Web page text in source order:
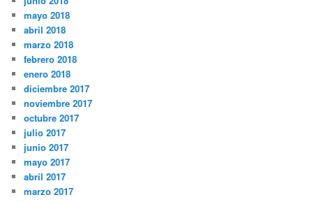
mayo 2018
abril 2018
marzo 2018
febrero 2018
enero 2018
diciembre 2017
noviembre 2017
octubre 2017
julio 2017
junio 2017
mayo 2017
abril 2017
marzo 2017